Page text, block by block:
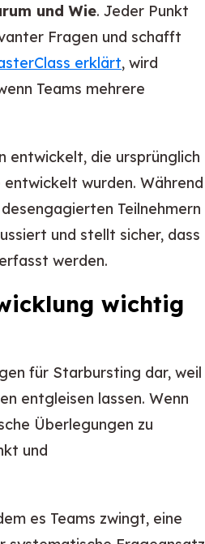
und Wie. Jeder Punkt
Fragen und schafft
erklärt, wird
Teams mehrere
entwickelt, die ursprünglich
wurden. Während
Teilnehmern
und stellt sicher, dass
werden.
wichtig
für Starbursting dar, weil
entgleisen lassen. Wenn
Überlegungen zu
und
es Teams zwingt, eine